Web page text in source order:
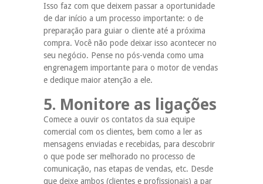
Isso faz com que deixem passar a oportunidade
de dar início a um processo importante: o de
preparação para guiar o cliente até a próxima
compra. Você não pode deixar isso acontecer no
seu negócio. Pense no pós-venda como uma
engrenagem importante para o motor de vendas
e dedique maior atenção a ele.
5. Monitore as ligações
Comece a ouvir os contatos da sua equipe
comercial com os clientes, bem como a ler as
mensagens enviadas e recebidas, para descobrir
o que pode ser melhorado no processo de
comunicação, nas etapas de vendas, etc. Desde
que deixe ambos (clientes e profissionais) a par